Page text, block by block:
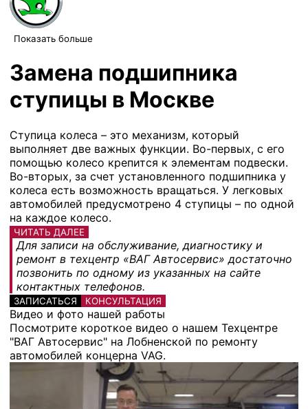
Показать больше
Замена подшипника
ступицы в Москве
Ступица колеса – это механизм, который
выполняет две важных функции. Во-первых, с его
помощью колесо крепится к элементам подвески.
Во-вторых, за счет установленного подшипника у
колеса есть возможность вращаться. У легковых
автомобилей предусмотрено 4 ступицы – по одной
на каждое колесо.
ЧИТАТЬ ДАЛЕЕ
Для записи на обслуживание, диагностику и
ремонт в техцентр «ВАГ Автосервис» достаточно
позвонить по одному из указанных на сайте
контактных телефонов.
ЗАПИСАТЬСЯ КОНСУЛЬТАЦИЯ
Видео и фото нашей работы
Посмотрите короткое видео о нашем Техцентре
"ВАГ Автосервис" на Лобненской по ремонту
автомобилей концерна VAG.